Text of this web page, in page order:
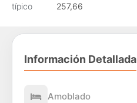
típico
257,66
Información Detallada
Amoblado